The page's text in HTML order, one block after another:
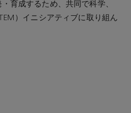
育成するため、共同で科学、
）イニシアティブに取り組ん